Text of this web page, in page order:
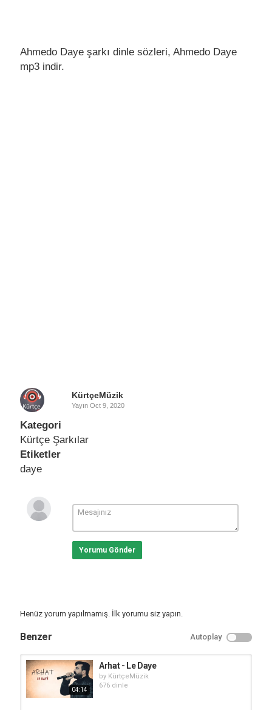
Ahmedo Daye şarkı dinle sözleri, Ahmedo Daye
mp3 indir.
KürtçeMüzik
Yayın Oct 9, 2020
Kategori
Kürtçe Şarkılar
Etiketler
daye
Yorumu Gönder
Henüz yorum yapılmamış. İlk yorumu siz yapın.
Benzer Autoplay
04:14
Arhat - Le Daye
by KürtçeMüzik
676 dinle